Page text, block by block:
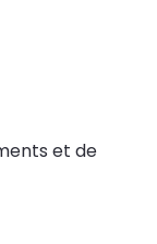
et de